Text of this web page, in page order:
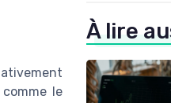
le
À lire